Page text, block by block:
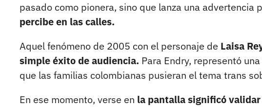
pasado como pionera, sino que lanza una advertencia
percibe en las calles.
Aquel fenómeno de 2005 con el personaje de Laisa
simple éxito de audiencia. Para Endry, representó
que las familias colombianas pusieran el tema trans
En ese momento, verse en la pantalla significó